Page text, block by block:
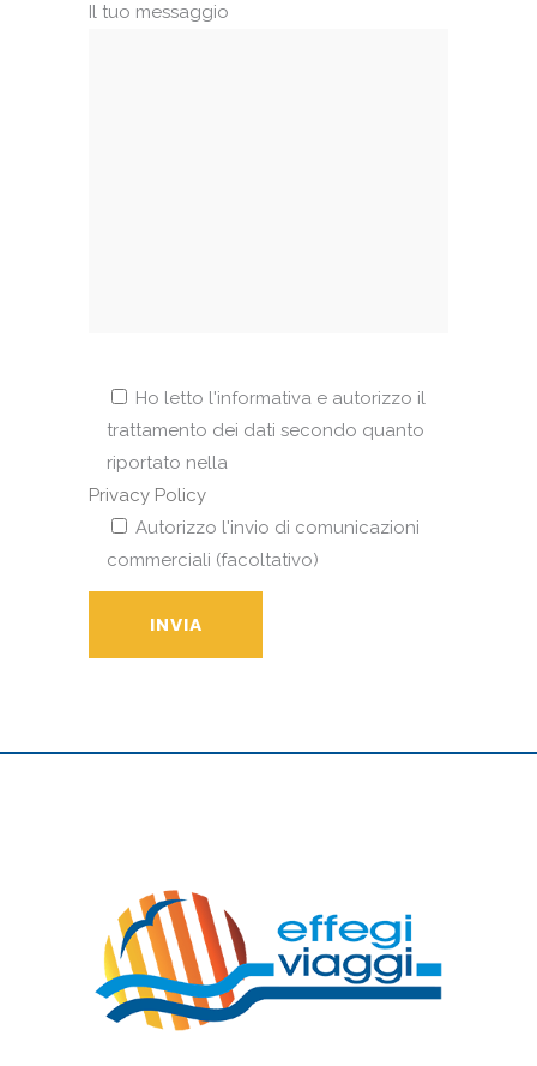
Il tuo messaggio
Ho letto l'informativa e autorizzo il
trattamento dei dati secondo quanto
riportato nella
Privacy Policy
Autorizzo l'invio di comunicazioni
commerciali (facoltativo)